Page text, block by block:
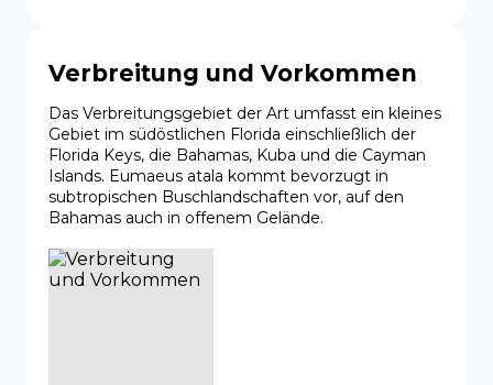
Verbreitung und Vorkommen
Das Verbreitungsgebiet der Art umfasst ein kleines
Gebiet im südöstlichen Florida einschließlich der
Florida Keys, die Bahamas, Kuba und die Cayman
Islands. Eumaeus atala kommt bevorzugt in
subtropischen Buschlandschaften vor, auf den
Bahamas auch in offenem Gelände.